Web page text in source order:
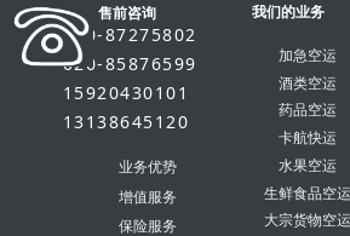
加急空运
酒类空运
药品空运
卡航快运
水果空运
生鲜食品空运
大宗货物空运
我们的业务
业务优势
增值服务
保险服务
售前咨询
020-87275802
020-85876599
15920430101
13138645120
号白云